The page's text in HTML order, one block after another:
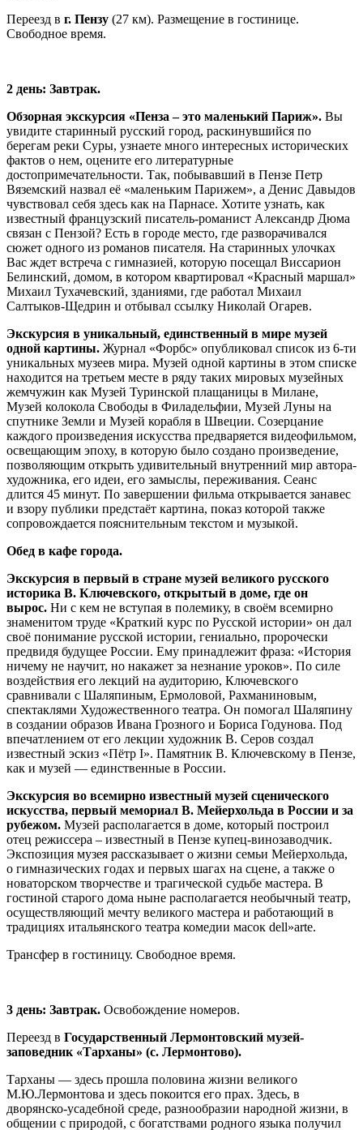
Переезд в г. Пензу (27 км). Размещение в гостинице.
Свободное время.
2 день: Завтрак.
Обзорная экскурсия «Пенза – это маленький Париж». Вы
увидите старинный русский город, раскинувшийся по
берегам реки Суры, узнаете много интересных исторических
фактов о нем, оцените его литературные
достопримечательности. Так, побывавший в Пензе Петр
Вяземский назвал её «маленьким Парижем», а Денис Давыдов
чувствовал себя здесь как на Парнасе. Хотите узнать, как
известный французский писатель-романист Александр Дюма
связан с Пензой? Есть в городе место, где разворачивался
сюжет одного из романов писателя. На старинных улочках
Вас ждет встреча с гимназией, которую посещал Виссарион
Белинский, домом, в котором квартировал «Красный маршал»
Михаил Тухачевский, зданиями, где работал Михаил
Салтыков-Щедрин и отбывал ссылку Николай Огарев.
Экскурсия в уникальный, единственный в мире музей
одной картины. Журнал «Форбс» опубликовал список из 6-ти
уникальных музеев мира. Музей одной картины в этом списке
находится на третьем месте в ряду таких мировых музейных
жемчужин как Музей Туринской плащаницы в Милане,
Музей колокола Свободы в Филадельфии, Музей Луны на
спутнике Земли и Музей корабля в Швеции. Созерцание
каждого произведения искусства предваряется видеофильмом,
освещающим эпоху, в которую было создано произведение,
позволяющим открыть удивительный внутренний мир автора-
художника, его идеи, его замыслы, переживания. Сеанс
длится 45 минут. По завершении фильма открывается занавес
и взору публики предстаёт картина, показ которой также
сопровождается пояснительным текстом и музыкой.
Обед в кафе города.
Экскурсия в первый в стране музей великого русского
историка В. Ключевского, открытый в доме, где он
вырос. Ни с кем не вступая в полемику, в своём всемирно
знаменитом труде «Краткий курс по Русской истории» он дал
своё понимание русской истории, гениально, пророчески
предвидя будущее России. Ему принадлежит фраза: «История
ничему не научит, но накажет за незнание уроков». По силе
воздействия его лекций на аудиторию, Ключевского
сравнивали с Шаляпиным, Ермоловой, Рахманиновым,
спектаклями Художественного театра. Он помогал Шаляпину
в создании образов Ивана Грозного и Бориса Годунова. Под
впечатлением от его лекции художник В. Серов создал
известный эскиз «Пётр I». Памятник В. Ключевскому в Пензе,
как и музей — единственные в России.
Экскурсия во всемирно известный музей сценического
искусства, первый мемориал В. Мейерхольда в России и за
рубежом. Музей располагается в доме, который построил
отец режиссера – известный в Пензе купец-винозаводчик.
Экспозиция музея рассказывает о жизни семьи Мейерхольда,
о гимназических годах и первых шагах на сцене, а также о
новаторском творчестве и трагической судьбе мастера. В
гостиной старого дома ныне располагается необычный театр,
осуществляющий мечту великого мастера и работающий в
традициях итальянского театра комедии масок dell»arte.
Трансфер в гостиницу. Свободное время.
3 день: Завтрак. Освобождение номеров.
Переезд в Государственный Лермонтовский музей-
заповедник «Тарханы» (с. Лермонтово).
Тарханы — здесь прошла половина жизни великого
М.Ю.Лермонтова и здесь покоится его прах. Здесь, в
дворянско-усадебной среде, разнообразии народной жизни, в
общении с природой, с богатствами родного языка получил